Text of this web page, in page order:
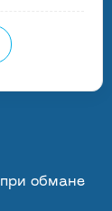
обмане